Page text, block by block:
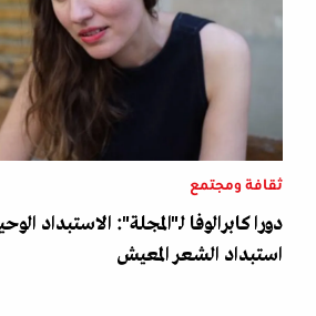
ثقافة ومجتمع
دورا كابرالوفا لـ"المجلة": الاستبداد
استبداد الشعر المعيش